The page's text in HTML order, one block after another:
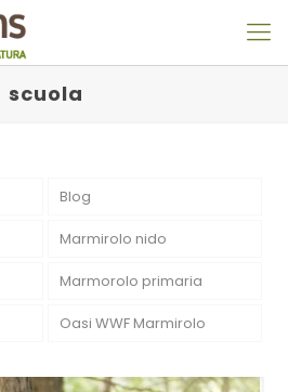
scuola
Blog
Marmirolo nido
Marmorolo primaria
Oasi WWF Marmirolo